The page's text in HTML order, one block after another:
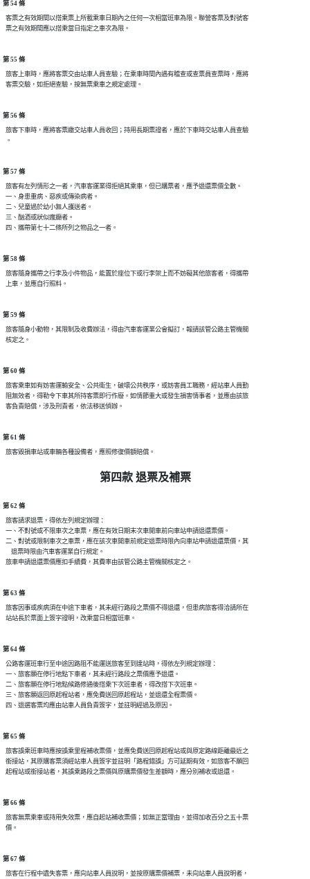
第 54 條
  客票之有效期間以搭乘票上所載乘車日期內之任何一次相當班車為限。聯營客票及對號客
第 55 條
  旅客上車時，應將客票交由站車人員查驗；在乘車時間內遇有稽查或查票員查票時，應將
第 56 條
  旅客下車時，應將客票繳交站車人員收回；持用長期票證者，應於下車時交站車人員查驗
第 57 條
  旅客有左列情形之一者，汽車客運業得拒絕其乘車，但已購票者，應予退還票價全數。
  一、身患重病、惡疾或傳染病者。
  二、兒童過於幼小無人護送者。
  三、酗酒或狀似瘋癲者。
第 58 條
  旅客隨身攜帶之行李及小件物品，能置於座位下或行李架上而不妨礙其他旅客者，得攜帶
第 59 條
  旅客隨身小動物，其限制及收費辦法，得由汽車客運業公會擬訂，報請該管公路主管機關
第 60 條
  旅客乘車如有妨害運輸安全、公共衛生，破壞公共秩序，或妨害員工職務，經站車人員勤
  阻無效者，得勒令下車其所持客票即行作廢。如情節重大或發生損害情事者，並應由該旅
第 61 條
第四款 退票及補票
第 62 條
  旅客請求退票，得依左列規定辦理：
  一、不對號或不限車次之車票，應在有效日期末次車開車前向車站申請退還票價。
  二、對號或限制車次之車票，應在該次車開車前規定退票時限內向車站申請退還票價，其
      退票時限由汽車客運業自行規定。
第 63 條
  旅客因事或疾病須在中途下車者，其未經行路段之票價不得退還，但患病旅客得洽請所在
第 64 條
  公路客運班車行至中途因路阻不能運送旅客至到達站時，得依左列規定辦理：
  一、旅客願在停行地點下車者，其未經行路段之票價應予退還。
  二、旅客願在停行地點候路修通後搭乘下次班車者，得改搭下次班車。
  三、旅客願返回原起程站者，應免費送回原起程站，並退還全程票價。
第 65 條
  旅客誤乘班車時應按誤乘里程補收票價，並應免費送回原起程站或與原定路線距離最近之
  銜接站，其原購客票須經站車人員簽字並註明「路程錯誤」方可延期有效，如旅客不願回
第 66 條
  旅客無票乘車或持用失效票，應自起站補收票價；如無正當理由，並得加收百分之五十票
第 67 條
  旅客在行程中遺失客票，應向站車人員說明，並按原購票價補票，未向站車人員說明者，